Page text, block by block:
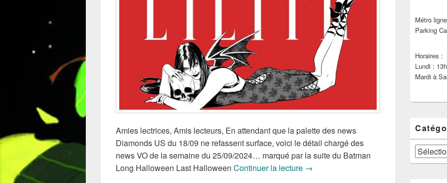
Amies lectrices, Amis lecteurs, En attendant que la palette des news
Diamonds US du 18/09 ne refassent surface, voici le détail chargé des
news VO de la semaine du 25/09/2024… marqué par la suite du Batman
Long Halloween Last Halloween Continuer la lecture Sorties des Comics VO de la semaine
→
Métro
Parking
Horaires :
Lundi :
Mardi à
Catégories